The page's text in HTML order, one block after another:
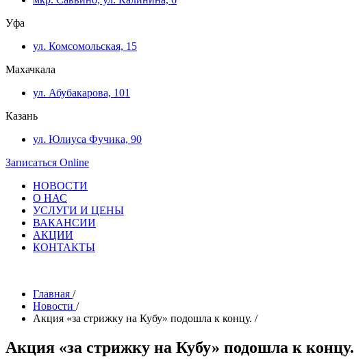
Уфа
ул. Комсомольская, 15
Махачкала
ул. Абубакарова, 101
Казань
ул. Юлиуса Фучика, 90
Записаться Online
НОВОСТИ
О НАС
УСЛУГИ И ЦЕНЫ
ВАКАНСИИ
АКЦИИ
КОНТАКТЫ
Главная /
Новости /
Акция «за стрижку на Кубу» подошла к концу. /
Акция «за стрижку на Кубу» подошла к концу.